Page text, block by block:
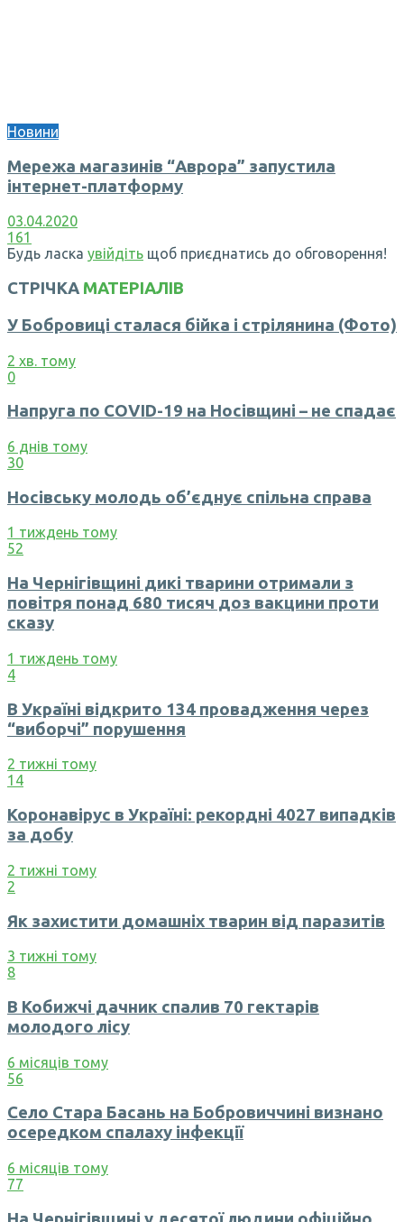
Новини
Мережа магазинів “Аврора” запустила
інтернет-платформу
03.04.2020
161
Будь ласка увійдіть щоб приєднатись до обговорення!
СТРІЧКА МАТЕРІАЛІВ
У Бобровиці сталася бійка і стрілянина (Фото)
2 хв. тому
0
Напруга по COVID-19 на Носівщині – не спадає
6 днів тому
30
Носівську молодь об’єднує спільна справа
1 тиждень тому
52
На Чернігівщині дикі тварини отримали з
повітря понад 680 тисяч доз вакцини проти
сказу
1 тиждень тому
4
В Україні відкрито 134 провадження через
“виборчі” порушення
2 тижні тому
14
Коронавірус в Україні: рекордні 4027 випадків
за добу
2 тижні тому
2
Як захистити домашніх тварин від паразитів
3 тижні тому
8
В Кобижчі дачник спалив 70 гектарів
молодого лісу
6 місяців тому
56
Село Стара Басань на Бобровиччині визнано
осередком спалаху інфекції
6 місяців тому
77